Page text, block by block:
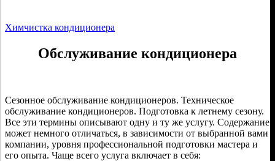
Химчистка кондиционера
Обслуживание кондиционера
Сезонное обслуживание кондиционеров. Техническое
обслуживание кондиционеров. Подготовка к летнему сезону.
Все эти термины описывают одну и ту же услугу. Содержание
может немного отличаться, в зависимости от выбранной вами
компании, уровня профессиональной подготовки мастера и
его опыта. Чаще всего услуга включает в себя: